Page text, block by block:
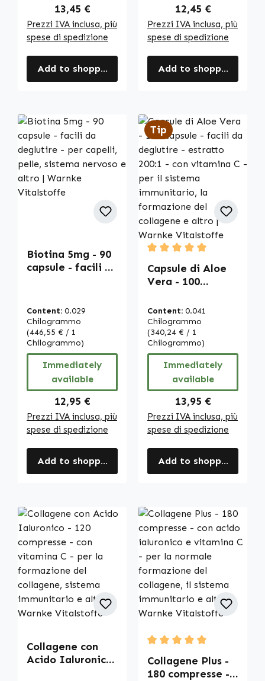
Regular price:
13,45 €
Prezzi IVA inclusa, più
spese di spedizione
Add to shopping cart
Regular price:
12,45 €
Prezzi IVA inclusa, più
spese di spedizione
Add to shopping cart
Biotina 5mg - 90
capsule - facili da
sistema nervoso
e altro | Warnke
Vitalstoffe
Content: 0.029
Chilogrammo
(446,55 € / 1
Chilogrammo)
Immediately
available
Regular price:
12,95 €
Prezzi IVA inclusa, più
spese di spedizione
Add to shopping cart
Tip
Average rating of 5 out
Capsule di Aloe
Vera - 100
deglutire -
estratto 200:1 -
con vitamina C -
per il sistema
immunitario, la
formazione del
collagene e altro
| Warnke
Vitalstoffe
Content: 0.041
Chilogrammo
(340,24 € / 1
Chilogrammo)
Immediately
available
Regular price:
13,95 €
Prezzi IVA inclusa, più
spese di spedizione
Add to shopping cart
Collagene con
Acido Ialuronico
Average rating of 5 out
Collagene Plus -
180 compresse -